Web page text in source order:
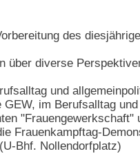
des
über diverse
und
im Berufsalltag
"Frauengewerkschaft"
Frauenkampftag-
Bhf. Nollendorfplatz)